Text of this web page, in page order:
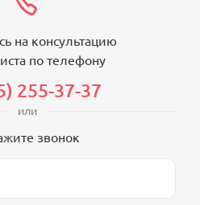
на консультацию
по телефону
255-37-37
или
звонок